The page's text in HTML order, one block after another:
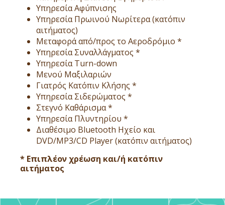
Υπηρεσία Αφύπνισης
Υπηρεσία Πρωινού Νωρίτερα (κατόπιν
αιτήματος)
Μεταφορά από/προς το Αεροδρόμιο *
Υπηρεσία Συναλλάγματος *
Υπηρεσία Turn-down
Μενού Μαξιλαριών
Γιατρός Κατόπιν Κλήσης *
Υπηρεσία Σιδερώματος *
Στεγνό Καθάρισμα *
Υπηρεσία Πλυντηρίου *
Διαθέσιμο Bluetooth Ηχείο και
DVD/MP3/CD Player (κατόπιν αιτήματος)
* Επιπλέον χρέωση και/ή κατόπιν
αιτήματος